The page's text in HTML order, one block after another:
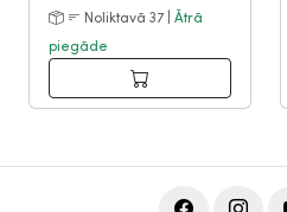
Noliktavā 37 | Ātrā
piegāde